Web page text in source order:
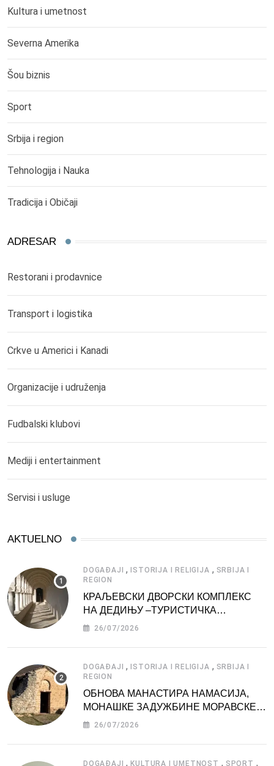
Kultura i umetnost
Severna Amerika
Šou biznis
Sport
Srbija i region
Tehnologija i Nauka
Tradicija i Običaji
ADRESAR
Restorani i prodavnice
Transport i logistika
Crkve u Americi i Kanadi
Organizacije i udruženja
Fudbalski klubovi
Mediji i entertainment
Servisi i usluge
AKTUELNO
DOGAĐAJI , ISTORIJA I RELIGIJA , SRBIJA I
REGION
КРАЉЕВСКИ ДВОРСКИ КОМПЛЕКС
НА ДЕДИЊУ –ТУРИСТИЧКА
АТРАКЦИЈА
26/07/2026
DOGAĐAJI , ISTORIJA I RELIGIJA , SRBIJA I
REGION
ОБНОВА МАНАСТИРА НАМАСИЈА,
МОНАШКЕ ЗАДУЖБИНЕ МОРАВСКЕ
СРБИЈЕ
26/07/2026
DOGAĐAJI ,KULTURA I UMETNOST , SPORT ,